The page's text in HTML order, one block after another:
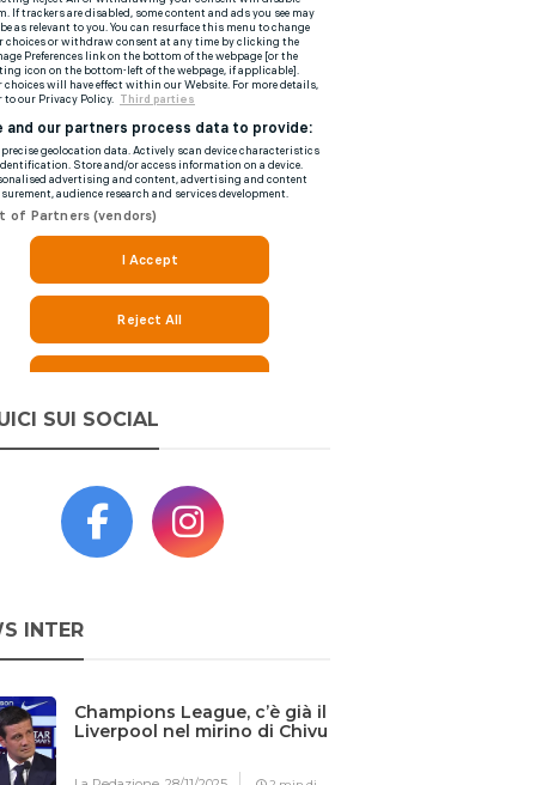
SUI SOCIAL
INTER
Champions League, c’è già il
Liverpool nel mirino di Chivu